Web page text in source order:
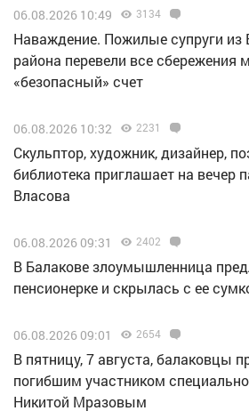
06.08.2026 10:49 3134
Наваждение. Пожилые супруги из
района перевели все сбережения
«безопасный» счет
06.08.2026 10:32 2231
Скульптор, художник, дизайнер,
библиотека приглашает на вечер
Власова
06.08.2026 09:31 2402
В Балакове злоумышленница
пенсионерке и скрылась с ее
06.08.2026 09:01 2654
В пятницу, 7 августа, балаковцы
погибшим участником
Никитой Мразовым